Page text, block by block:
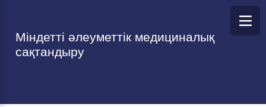
Міндетті әлеуметтік медициналық
сақтандыру